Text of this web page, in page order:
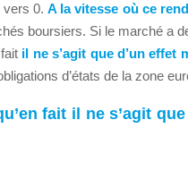
vers 0.A la vitesse où ce
boursiers. Si le marché a
il ne s’agit que d’un effet
d’états de la zone
fait il ne s’agit